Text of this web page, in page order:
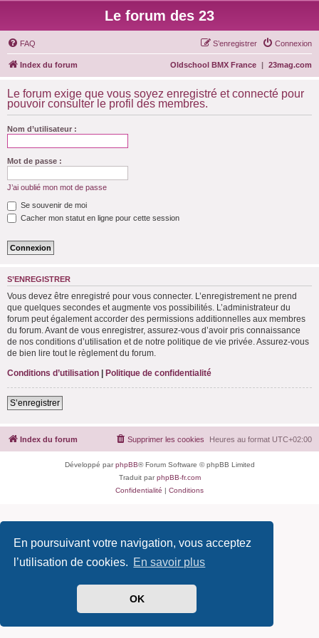
En poursuivant votre navigation, vous acceptez
l’utilisation de cookies. En savoir plus
OK
Le forum des 23
FAQ Connexion
S’enregistrer
Index du forum 23mag.com
|
Oldschool BMX France
Le forum exige que vous soyez enregistré et connecté pour
pouvoir consulter le profil des membres.
Nom d’utilisateur :
Mot de passe :
J’ai oublié mon mot de passe
Se souvenir de moi
Cacher mon statut en ligne pour cette session
S’ENREGISTRER
Vous devez être enregistré pour vous connecter. L’enregistrement ne prend
que quelques secondes et augmente vos possibilités. L’administrateur du
forum peut également accorder des permissions additionnelles aux membres
du forum. Avant de vous enregistrer, assurez-vous d’avoir pris connaissance
de nos conditions d’utilisation et de notre politique de vie privée. Assurez-vous
de bien lire tout le règlement du forum.
Conditions d’utilisation | Politique de confidentialité
S’enregistrer
Index du forum Heures au format UTC+02:00
Supprimer les cookies
Développé parphpBB® Forum Software © phpBB Limited
Traduit parphpBB-fr.com
Confidentialité | Conditions